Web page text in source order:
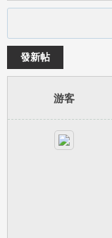
發新帖
游客